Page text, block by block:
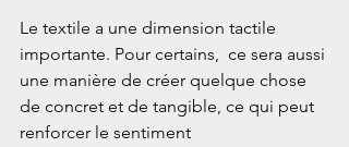
Le textile a une dimension tactile
importante. Pour certains,  ce sera aussi
une manière de créer quelque chose
de concret et de tangible, ce qui peut
renforcer le sentiment